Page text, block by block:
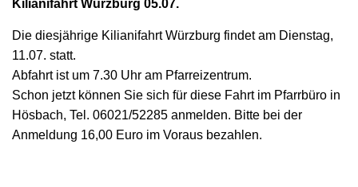
Kilianifahrt Würzburg 05.07.
Die diesjährige Kilianifahrt Würzburg findet am Dienstag,
11.07. statt.
Abfahrt ist um 7.30 Uhr am Pfarreizentrum.
Schon jetzt können Sie sich für diese Fahrt im Pfarrbüro in
Hösbach, Tel. 06021/52285 anmelden. Bitte bei der
Anmeldung 16,00 Euro im Voraus bezahlen.